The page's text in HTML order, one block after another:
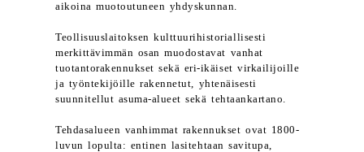
aikoina muotoutuneen yhdyskunnan.
Teollisuuslaitoksen kulttuurihistoriallisesti
merkittävimmän osan muodostavat vanhat
tuotantorakennukset sekä eri-ikäiset virkailijoille
ja työntekijöille rakennetut, yhtenäisesti
suunnitellut asuma-alueet sekä tehtaankartano.
Tehdasalueen vanhimmat rakennukset ovat 1800-
luvun lopulta: entinen lasitehtaan savitupa,